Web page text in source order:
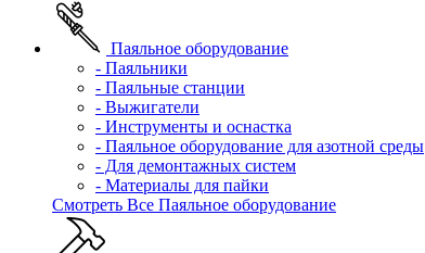
Паяльное оборудование
- Паяльники
- Паяльные станции
- Выжигатели
- Инструменты и оснастка
- Паяльное оборудование для азотной среды
- Для демонтажных систем
- Материалы для пайки
Смотреть Все Паяльное оборудование